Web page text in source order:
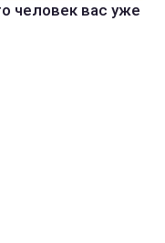
человек вас уже